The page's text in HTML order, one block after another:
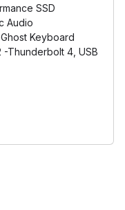
SSD
Audio
Keyboard
-Thunderbolt 4, USB